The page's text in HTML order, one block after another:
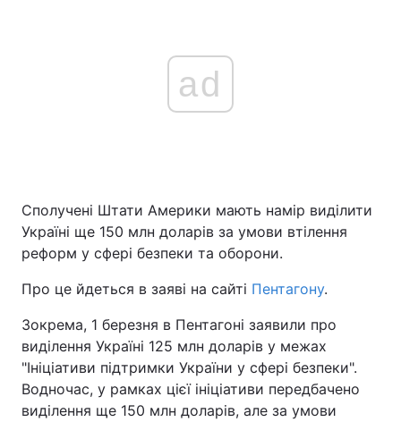
ad
Сполучені Штати Америки мають намір виділити
Україні ще 150 млн доларів за умови втілення
реформ у сфері безпеки та оборони.
Про це йдеться в заяві на сайті Пентагону.
Зокрема, 1 березня в Пентагоні заявили про
виділення Україні 125 млн доларів у межах
"Ініціативи підтримки України у сфері безпеки".
Водночас, у рамках цієї ініціативи передбачено
виділення ще 150 млн доларів, але за умови